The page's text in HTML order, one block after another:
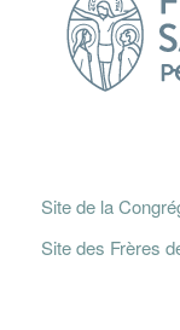
Site de la
Site des Frères